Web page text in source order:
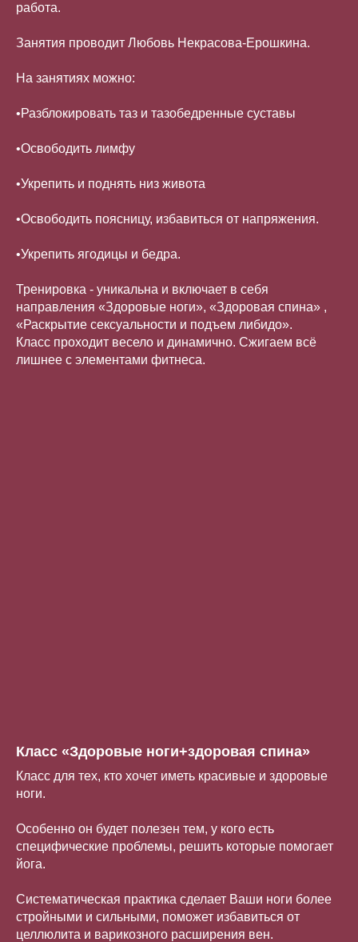
работа.
Занятия проводит Любовь Некрасова-Ерошкина.
На занятиях можно:
•Разблокировать таз и тазобедренные суставы
•Освободить лимфу
•Укрепить и поднять низ живота
•Освободить поясницу, избавиться от напряжения.
•Укрепить ягодицы и бедра.
Тренировка - уникальна и включает в себя
направления «Здоровые ноги», «Здоровая спина» ,
«Раскрытие сексуальности и подъем либидо».
Класс проходит весело и динамично. Сжигаем всё
лишнее с элементами фитнеса.⠀
Класс «Здоровые ноги+здоровая спина»
Класс для тех, кто хочет иметь красивые и здоровые
ноги.
Особенно он будет полезен тем, у кого есть
специфические проблемы, решить которые помогает
йога.
Систематическая практика сделает Ваши ноги более
стройными и сильными, поможет избавиться от
целлюлита и варикозного расширения вен.